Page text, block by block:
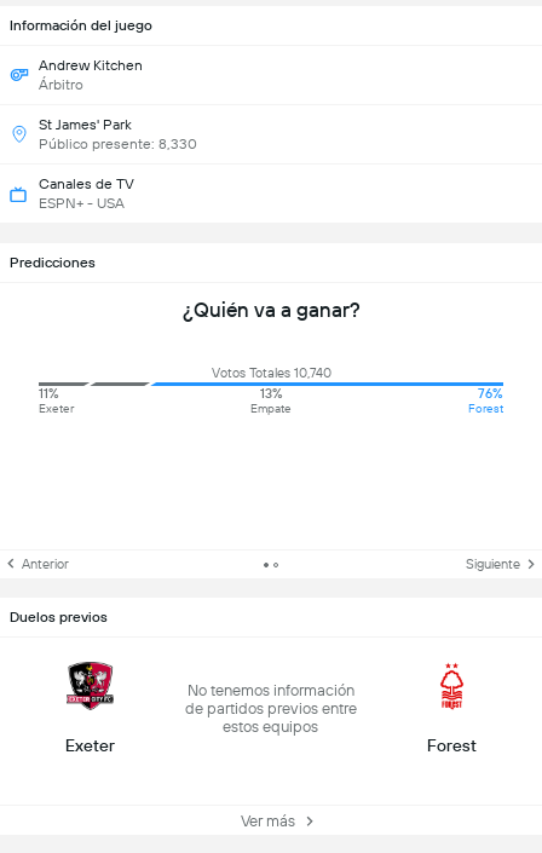
Información del juego
Andrew Kitchen
Árbitro
St James' Park
Público presente: 8,330
Canales de TV
ESPN+ - USA
Predicciones
¿Quién va a ganar?
Votos Totales 10,740
11%
Exeter
13%
Empate
76%
Forest
Anterior Siguiente
Duelos previos
Exeter
No tenemos información
de partidos previos entre
estos equipos
Forest
Ver más